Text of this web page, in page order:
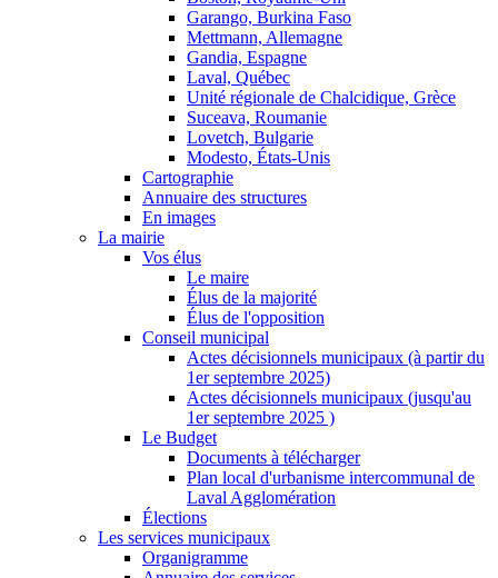
Garango, Burkina Faso
Mettmann, Allemagne
Gandia, Espagne
Laval, Québec
Unité régionale de Chalcidique, Grèce
Suceava, Roumanie
Lovetch, Bulgarie
Modesto, États-Unis
Cartographie
Annuaire des structures
En images
La mairie
Vos élus
Le maire
Élus de la majorité
Élus de l'opposition
Conseil municipal
Actes décisionnels municipaux (à partir du
1er septembre 2025)
Actes décisionnels municipaux (jusqu'au
1er septembre 2025 )
Le Budget
Documents à télécharger
Plan local d'urbanisme intercommunal de
Laval Agglomération
Élections
Les services municipaux
Organigramme